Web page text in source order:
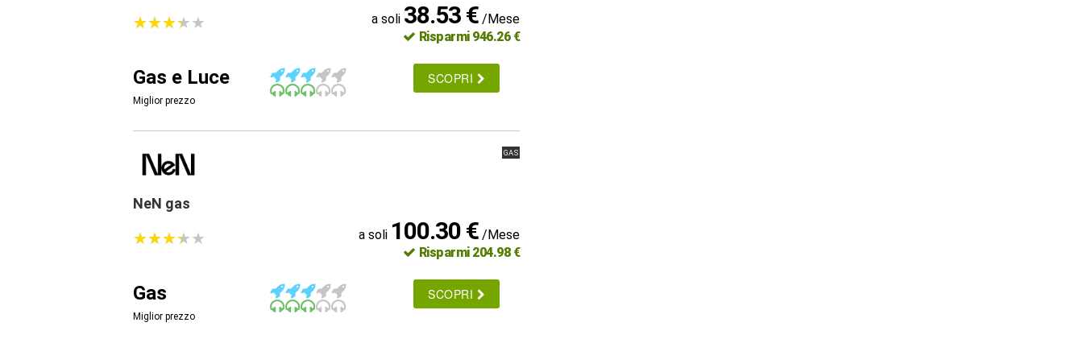
★★★★★
★★★★★ a soli 38.53 € /Mese
Risparmi 946.26 €
Gas e Luce
Miglior prezzo
SCOPRI
GAS
NeN gas
★★★★★
★★★★★ a soli 100.30 € /Mese
Risparmi 204.98 €
Gas
Miglior prezzo
SCOPRI